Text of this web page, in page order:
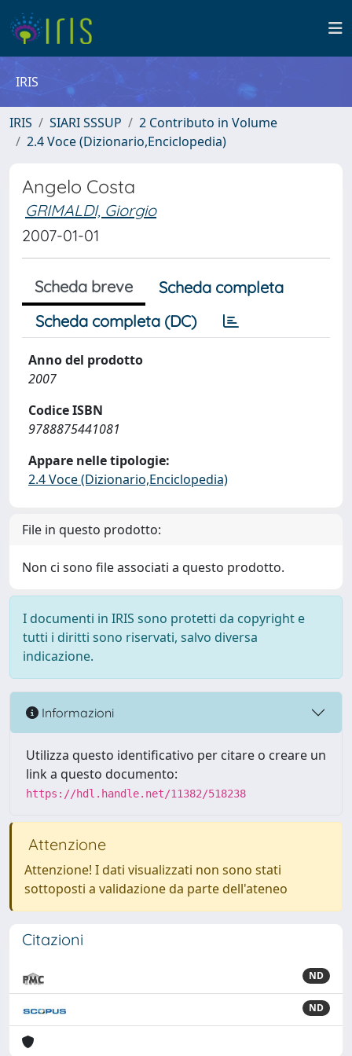
IRIS
IRIS SIARI SSSUP
2 Contributo in Volume
2.4 Voce (Dizionario,Enciclopedia)
Angelo Costa
GRIMALDI, Giorgio
2007-01-01
Scheda breve
Scheda completa
Scheda completa (DC)
Anno del prodotto
2007
Codice ISBN
9788875441081
Appare nelle tipologie:
2.4 Voce (Dizionario,Enciclopedia)
File in questo prodotto:
Non ci sono file associati a questo prodotto.
I documenti in IRIS sono protetti da copyright e
tutti i diritti sono riservati, salvo diversa
indicazione.
Informazioni
Utilizza questo identificativo per citare o creare un
link a questo documento:
https://hdl.handle.net/11382/518238
Attenzione
Attenzione! I dati visualizzati non sono stati
sottoposti a validazione da parte dell'ateneo
Citazioni
ND
ND